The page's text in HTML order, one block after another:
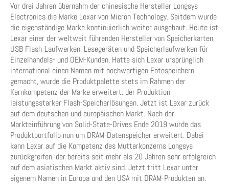
Vor drei Jahren übernahm der chinesische Hersteller Longsys
Electronics die Marke Lexar von Micron Technology. Seitdem wurde
die eigenständige Marke kontinuierlich weiter ausgebaut. Heute ist
Lexar einer der weltweit führenden Hersteller von Speicherkarten,
USB Flash-Laufwerken, Lesegeräten und Speicherlaufwerken für
Einzelhandels- und OEM-Kunden. Hatte sich Lexar ursprünglich
international einen Namen mit hochwertigen Fotospeichern
gemacht, wurde die Produktpalette stets im Rahmen der
Kernkompetenz der Marke erweitert: der Produktion
leistungsstarker Flash-Speicherlösungen. Jetzt ist Lexar zurück
auf dem deutschen und europäischen Markt. Nach der
Markteinführung von Solid-State-Drives Ende 2019 wurde das
Produktportfolio nun um DRAM-Datenspeicher erweitert. Dabei
kann Lexar auf die Kompetenz des Mutterkonzerns Longsys
zurückgreifen, der bereits seit mehr als 20 Jahren sehr erfolgreich
auf dem asiatischen Markt aktiv sind. Jetzt tritt Lexar unter
eigenem Namen in Europa und den USA mit DRAM-Produkten an.